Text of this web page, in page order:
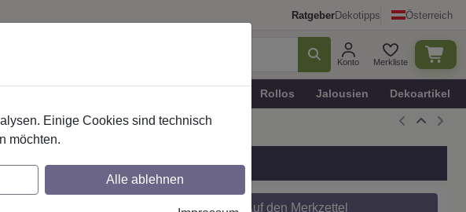
RatgeberDekotipps Österreich
Konto Merkliste
Rollos Jalousien Dekoartikel
cm Weiß/Edelst.-O.
Auf den Merkzettel
Einige Cookies sind technisch
möchten.
Alle ablehnen